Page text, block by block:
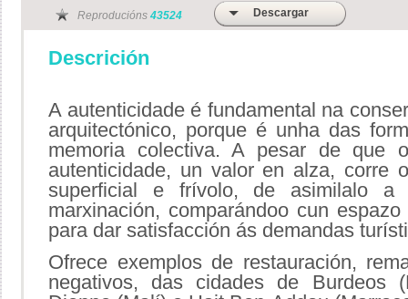
Reproducións 43524 Descargar
Descrición
A autenticidade é fundamental na
arquitectónico, porque é unha das
memoria colectiva. A pesar de que
autenticidade, un valor en alza, corre
superficial e frívolo, de asimilalo
marxinación, comparándoo cun
para dar satisfacción ás demandas
Ofrece exemplos de restauración,
negativos, das cidades de Burdeos